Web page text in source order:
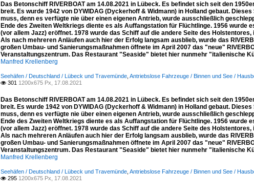
Das Betonschiff RIVERBOAT am 14.08.2021 in Lübeck. Es befindet sich seit den
breit. Es wurde 1942 von DYWIDAG (Dyckerhoff & Widmann) in Holland gebaut.
muss, denn es verfügte nie über einen eigenen Antrieb, wurde ausschließlich
Ende des Zweiten Weltkriegs diente es als Auffangstation für Flüchtlinge. 1956
(vor allem Jazz) eröffnet. 1978 wurde das Schiff auf die andere Seite des
Als nach mehreren Anläufen auch hier der Erfolg langsam ausblieb, wurde das
großen Umbau- und Sanierungsmaßnahmen öffnete im April 2007 das "neue"
Veranstaltungszentrum. Das Restaurant "Seaside" bietet hier nunmehr "italienische
Manfred Krellenberg
Seehäfen / Deutschland / Lübeck und Travemünde Antriebslose Fahrzeuge / Binnen und See /
 301 1200x675 Px, 17.08.2021
Das Betonschiff RIVERBOAT am 14.08.2021 in Lübeck. Es befindet sich seit den
breit. Es wurde 1942 von DYWIDAG (Dyckerhoff & Widmann) in Holland gebaut.
muss, denn es verfügte nie über einen eigenen Antrieb, wurde ausschließlich
Ende des Zweiten Weltkriegs diente es als Auffangstation für Flüchtlinge. 1956
(vor allem Jazz) eröffnet. 1978 wurde das Schiff auf die andere Seite des
Als nach mehreren Anläufen auch hier der Erfolg langsam ausblieb, wurde das
großen Umbau- und Sanierungsmaßnahmen öffnete im April 2007 das "neue"
Veranstaltungszentrum. Das Restaurant "Seaside" bietet hier nunmehr "italienische
Manfred Krellenberg
Seehäfen / Deutschland / Lübeck und Travemünde Antriebslose Fahrzeuge / Binnen und See /
 295 1200x675 Px, 17.08.2021